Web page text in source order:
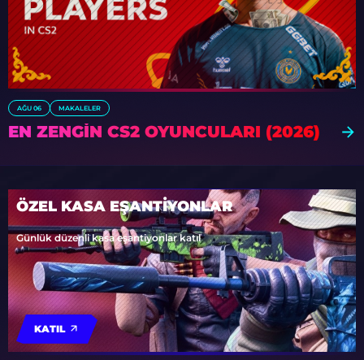
AĞU 06 MAKALELER
EN ZENGIN CS2 OYUNCULARI (2026)
ÖZEL KASA EŞANTİYONLAR
Günlük düzenli kasa eşantiyonlar katıl
KATIL